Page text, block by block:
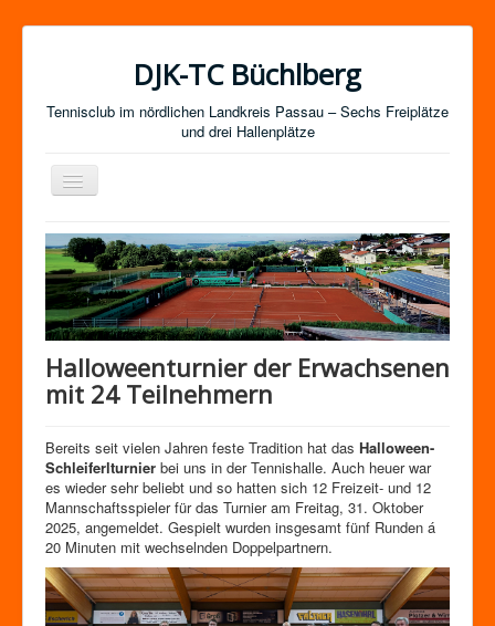
DJK-TC Büchlberg
Tennisclub im nördlichen Landkreis Passau – Sechs Freiplätze
und drei Hallenplätze
Navigation
an/aus
News
Termine
Mitgliedschaft / Kurse
Newsletter-Anmeldung
Mannschaften
Impressum
Zutrittskontrolle
Förderverein
Halloweenturnier der Erwachsenen
mit 24 Teilnehmern
Bereits seit vielen Jahren feste Tradition hat das Halloween-
Schleiferlturnier bei uns in der Tennishalle. Auch heuer war
es wieder sehr beliebt und so hatten sich 12 Freizeit- und 12
Mannschaftsspieler für das Turnier am Freitag, 31. Oktober
2025, angemeldet. Gespielt wurden insgesamt fünf Runden á
20 Minuten mit wechselnden Doppelpartnern.